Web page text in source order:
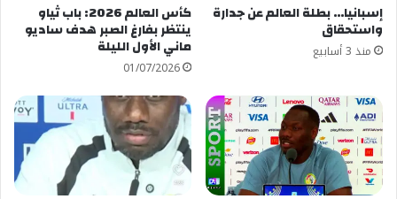
إسبانيا… بطلة العالم عن جدارة
واستحقاق
منذ 3 أسابيع
كأس العالم 2026: باب ثياو
ينتظر بفارغ الصبر هدف ساديو
ماني الأول الليلة
01/07/2026